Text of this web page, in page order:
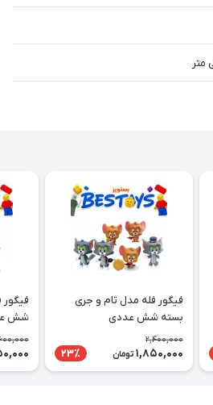
فیگور فله مدل تام و جری
بسته شش عددی
2,400,000
1,850,000 تومان 23٪
فیگور
شش